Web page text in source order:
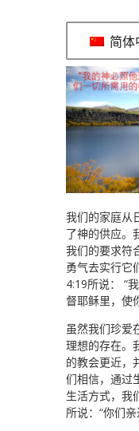
简体
我们的家庭从
了神的供应。
我们的要求符
勇气去实行它
4:19所说： “
督耶稣里，使
虽然我们珍爱
理想的存在。
的教会更近，
们相信，通过
生活方式，我
所说：“你们